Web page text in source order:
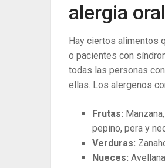
alergia oral
Hay ciertos alimentos
o pacientes con
todas las personas
ellas. Los alergenos
Frutas:
pepino, pera y
Verduras:
Nueces: